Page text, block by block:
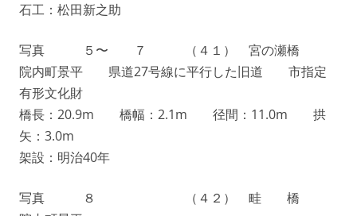
石工：松田新之助
写真 ５〜 ７ （４１） 宮の瀬橋
院内町景平 県道27号線に平行した旧道 市指定
有形文化財
橋長：20.9m 橋幅：2.1m 径間：11.0m 拱
矢：3.0m
架設：明治40年
写真 ８ （４２） 畦 橋